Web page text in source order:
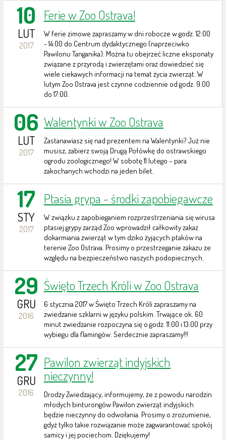
10
LUT
2017
Ferie w Zoo Ostrava!
W ferie zimowe zapraszamy w dni robocze w godz. 12:00
- 14:00 do Centrum dydaktycznego (naprzeciwko
Pawilonu Tanganika). Można tu obejrzeć liczne eksponaty
związane z przyrodą i zwierzętami oraz dowiedzieć się
wiele ciekawych informacji na temat życia zwierząt. W
lutym Zoo Ostrava jest czynne codziennie od godz. 9:00
do 17:00.
06
LUT
2017
Walentynki w Zoo Ostrava
Zastanawiasz się nad prezentem na Walentynki? Już nie
musisz, zabierz swoją Drugą Połówkę do ostrawskiego
ogrodu zoologicznego! W sobotę 11 lutego – para
zakochanych wchodzi na jeden bilet.
17
STY
2017
Ptasia grypa - środki zapobiegawcze
W związku z zapobieganiem rozprzestrzeniania się wirusa
ptasiej grypy zarząd Zoo wprowadził całkowity zakaz
dokarmiania zwierząt w tym dziko żyjących ptaków na
terenie Zoo Ostrava. Prosimy o przestrzeganie zakazu ze
względu na bezpieczeństwo naszych podopiecznych.
29
GRU
2016
Święto Trzech Króli w Zoo Ostrava
6 stycznia 2017 w Święto Trzech Króli zapraszamy na
zwiedzanie szklarni w języku polskim. Trwające ok. 60
minut zwiedzanie rozpoczyna się o godz. 11:00 i 13:00 przy
wybiegu dla flamingów. Serdecznie zapraszamy!!!
27
GRU
2016
Pawilon zwierząt indyjskich
nieczynny!
Drodzy Zwiedzający, informujemy, że z powodu narodzin
młodych binturongów Pawilon zwierząt indyjskich
będzie nieczynny do odwołania. Prosimy o zrozumienie,
gdyż tylko takie rozwiązanie może zagwarantować spokój
samicy i jej pociechom. Dziękujemy!